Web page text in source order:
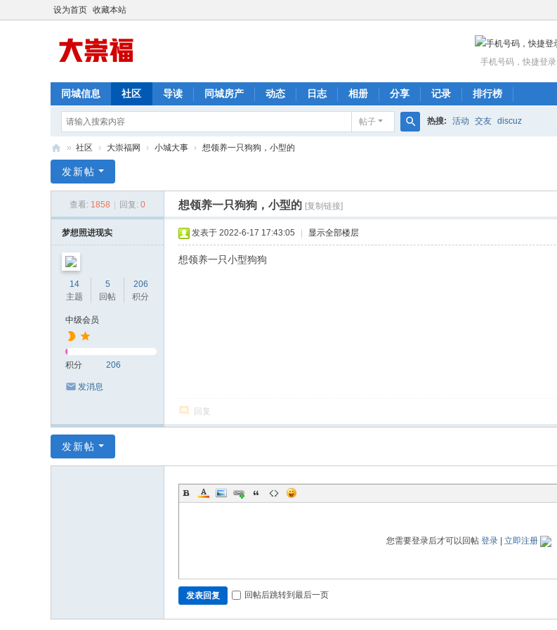
设为首页 收藏本站
手机号码，快捷登录
同城信息 社区 导读 同城房产 动态 日志 相册 分享 记录 排行榜
帖子 热搜: 活动 交友 discuz
福
» 社区 › 大崇福网 › 小城大事 › 想领养一只狗狗，小型的
发新帖
查看: 1858 回复: 0 想领养一只狗狗，小型的 [复制链接]
梦想照进现实
14
主题
5
回帖
206
积分
中级会员
积分 206
发消息
发表于 2022-6-17 17:43:05 显示全部楼层
想领养一只小型狗狗
回复
发新帖
您需要登录后才可以回帖 登录 立即注册
发表回复 回帖后跳转到最后一页